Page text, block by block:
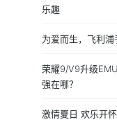
乐趣
为爱而生，飞利
荣耀9/V9升级
强在哪？
激情夏日 欢乐开